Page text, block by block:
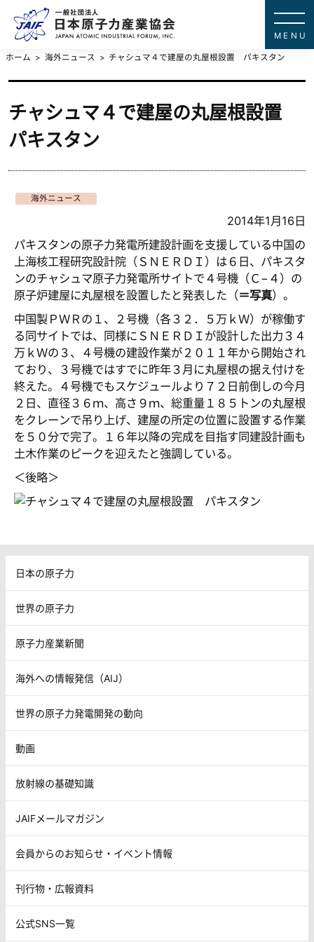
ホーム 海外ニュース チャシュマ４で建屋の丸屋根設置 パキスタン
チャシュマ４で建屋の丸屋根設置
パキスタン
海外ニュース
2014年1月16日
パキスタンの原子力発電所建設計画を支援している中国の
上海核工程研究設計院（ＳＮＥＲＤＩ）は６日、パキスタ
ンのチャシュマ原子力発電所サイトで４号機（Ｃ−４）の
原子炉建屋に丸屋根を設置したと発表した（＝写真）。
中国製ＰＷＲの１、２号機（各３２．５万ｋＷ）が稼働す
る同サイトでは、同様にＳＮＥＲＤＩが設計した出力３４
万ｋＷの３、４号機の建設作業が２０１１年から開始され
ており、３号機ではすでに昨年３月に丸屋根の据え付けを
終えた。４号機でもスケジュールより７２日前倒しの今月
２日、直径３６ｍ、高さ９ｍ、総重量１８５トンの丸屋根
をクレーンで吊り上げ、建屋の所定の位置に設置する作業
を５０分で完了。１６年以降の完成を目指す同建設計画も
土木作業のピークを迎えたと強調している。
＜後略＞
日本の原子力
世界の原子力
原子力産業新聞
海外への情報発信（AIJ）
世界の原子力発電開発の動向
動画
放射線の基礎知識
JAIFメールマガジン
会員からのお知らせ・イベント情報
刊行物・広報資料
公式SNS一覧